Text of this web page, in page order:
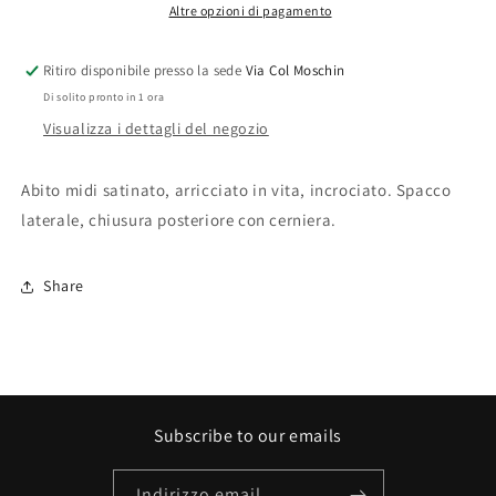
Altre opzioni di pagamento
Ritiro disponibile presso la sede Via Col Moschin
Di solito pronto in 1 ora
Visualizza i dettagli del negozio
Abito midi satinato, arricciato in vita, incrociato. Spacco
laterale, chiusura posteriore con cerniera.
Share
Subscribe to our emails